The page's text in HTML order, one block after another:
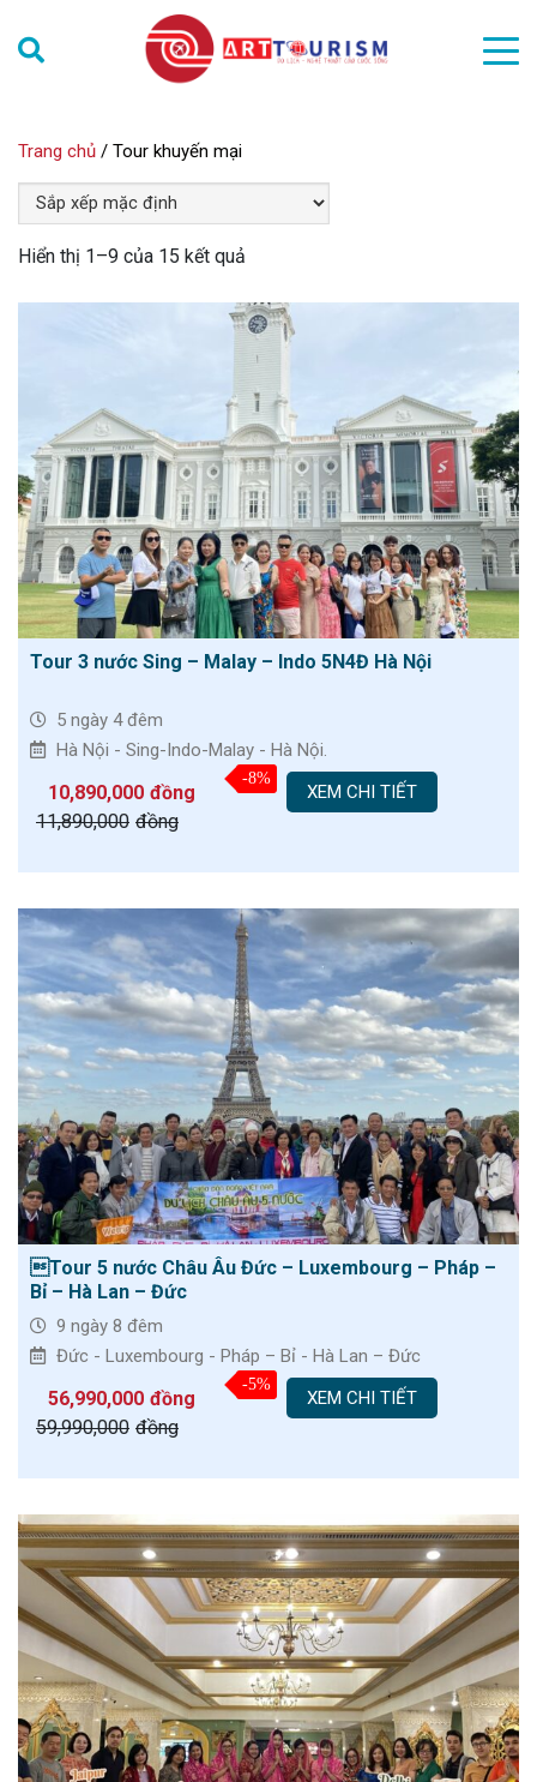
Trang chủ / Tour khuyến mại
Hiển thị 1–9 của 15 kết quả
Tour 3 nước Sing – Malay – Indo 5N4Đ Hà Nội
5 ngày 4 đêm
Hà Nội - Sing-Indo-Malay - Hà Nội.
10,890,000 đồng
11,890,000 đồng
-8%
XEM CHI TIẾT
Tour 5 nước Châu Âu Đức – Luxembourg – Pháp –
Bỉ – Hà Lan – Đức
9 ngày 8 đêm
Đức - Luxembourg - Pháp – Bỉ - Hà Lan – Đức
56,990,000 đồng
59,990,000 đồng
-5%
XEM CHI TIẾT